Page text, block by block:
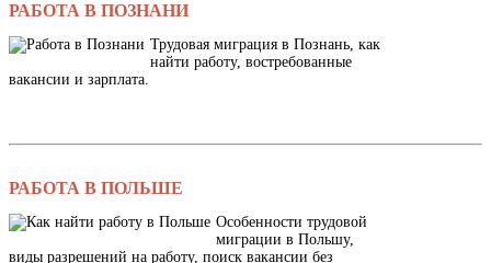
РАБОТА В ПОЗНАНИ
Трудовая миграция в Познань, как
найти работу, востребованные
вакансии и зарплата.
РАБОТА В ПОЛЬШЕ
Особенности трудовой
миграции в Польшу,
виды разрешений на работу, поиск вакансии без